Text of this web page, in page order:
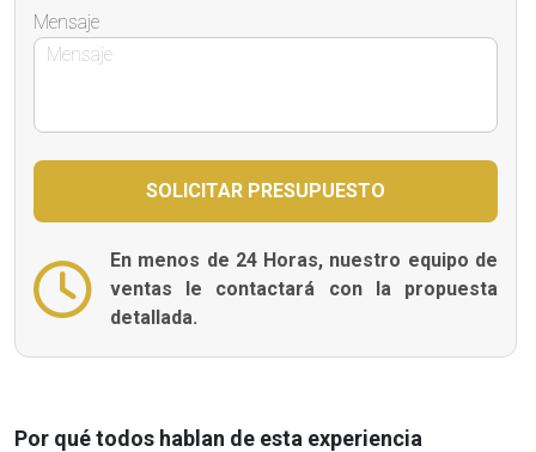
Mensaje
En menos de 24 Horas, nuestro equipo de
ventas le contactará con la propuesta
detallada.
Por qué todos hablan de esta experiencia